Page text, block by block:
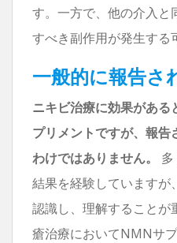
す。一方で、他の介入と
すべき副作用が発生する
一般的に報告さ
ニキビ治療に効果があ
プリメントですが、報
わけではありません。
結果を経験していますが
認識し、理解することが
瘡治療においてNMNサ